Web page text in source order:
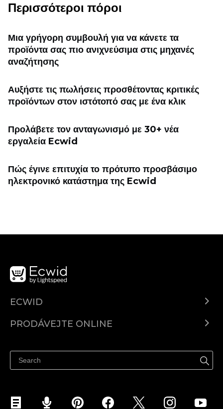
Περισσότεροι πόροι
Μια γρήγορη συμβουλή για να κάνετε τα
προϊόντα σας πιο ανιχνεύσιμα στις μηχανές
αναζήτησης
Αυξήστε τις πωλήσεις προσθέτοντας κριτικές
προϊόντων στον ιστότοπό σας με ένα κλικ
Προλάβετε τον ανταγωνισμό με 30+ νέα
εργαλεία Ecwid
Πώς έγινε επιτυχία το πρότυπο προσβάσιμο
ηλεκτρονικό κατάστημα της Ecwid
ECWID
Ceny
PRODÁVEJTE ONLINE
Prodávejte na Facebooku
Prodávejte na Instagramu